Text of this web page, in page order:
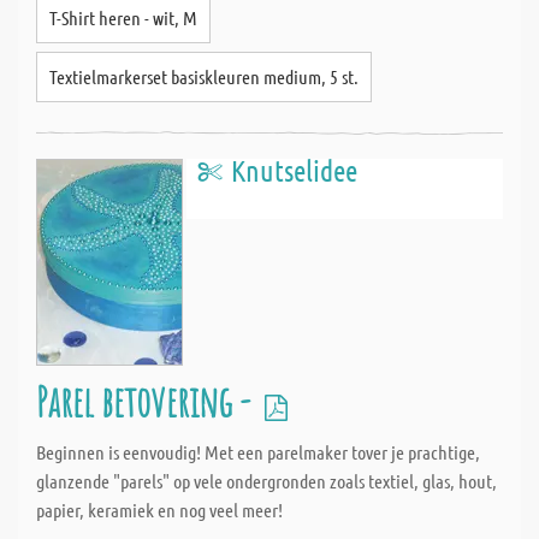
T-Shirt heren - wit, M
Textielmarkerset basiskleuren medium, 5 st.
Knutselidee
Parel betovering -
Beginnen is eenvoudig! Met een parelmaker tover je prachtige,
glanzende "parels" op vele ondergronden zoals textiel, glas, hout,
papier, keramiek en nog veel meer!